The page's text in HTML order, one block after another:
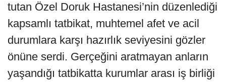
tutan Özel Doruk Hastanesi’nin düzenlediği
kapsamlı tatbikat, muhtemel afet ve acil
durumlara karşı hazırlık seviyesini gözler
önüne serdi. Gerçeğini aratmayan anların
yaşandığı tatbikatta kurumlar arası iş birliği